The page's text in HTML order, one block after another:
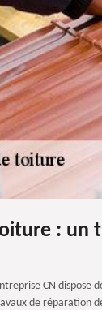
: un
CN dispose
de réparation